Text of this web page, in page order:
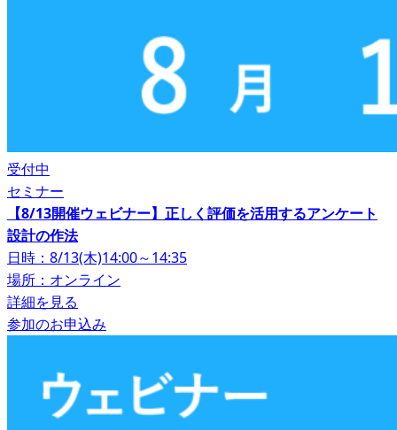
受付中
セミナー
【8/13開催ウェビナー】正しく評価を活用するアンケート
設計の作法
日時：8/13(木)14:00～14:35
場所：オンライン
詳細を見る
参加のお申込み